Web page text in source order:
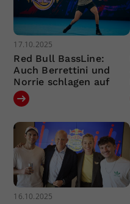
17.10.2025
Red Bull BassLine:
Auch Berrettini und
Norrie schlagen auf
16.10.2025